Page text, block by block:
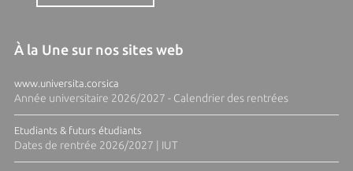
À la Une sur nos sites web
www.universita.corsica
Année universitaire 2026/2027 - Calendrier des rentrées
Etudiants & futurs étudiants
Dates de rentrée 2026/2027 | IUT